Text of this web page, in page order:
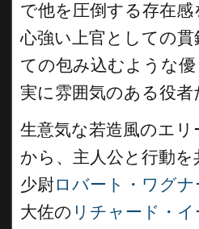
で他を圧倒する存在感
心強い上官としての貫
ての包み込むような
実に雰囲気のある役者
生意気な若造風のエリ
から、主人公と行動
少尉 ロバート・ワグナ
大佐の リチャード・イ